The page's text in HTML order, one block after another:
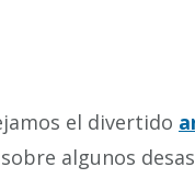
el divertido
sobre algunos